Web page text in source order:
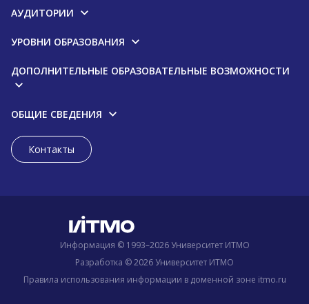
АУДИТОРИИ
УРОВНИ ОБРАЗОВАНИЯ
ДОПОЛНИТЕЛЬНЫЕ ОБРАЗОВАТЕЛЬНЫЕ ВОЗМОЖНОСТИ
ОБЩИЕ СВЕДЕНИЯ
Контакты
Информация © 1993–2026 Университет ИТМО
Разработка © 2026 Университет ИТМО
Правила использования информации в доменной зоне itmo.ru